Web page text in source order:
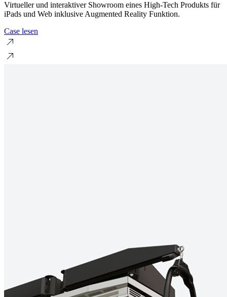
Virtueller und interaktiver Showroom eines High-Tech Produkts für
iPads und Web inklusive Augmented Reality Funktion.
Case lesen